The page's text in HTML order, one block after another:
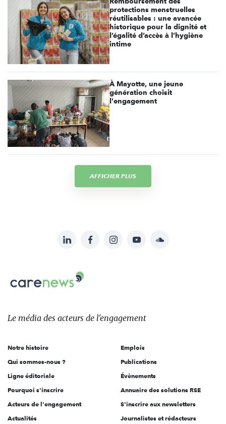
protections menstruelles
réutilisables : une avancée
historique pour la dignité et
l’égalité d’accès à l’hygiène
intime
À Mayotte, une jeune
génération choisit
l'engagement
AFFICHER PLUS
sur:
LinkedInFacebookInstagramYouTubeSoundcloud
Le
des
l'engagement
Le média des acteurs de l'engagement
Notre histoire
Qui sommes-nous ?
Ligne éditoriale
Pourquoi s'inscrire
Acteurs de l'engagement
Actualités
Emplois
Publications
Évènements
Annuaire des solutions RSE
S'inscrire aux newsletters
Journalistes et rédacteurs